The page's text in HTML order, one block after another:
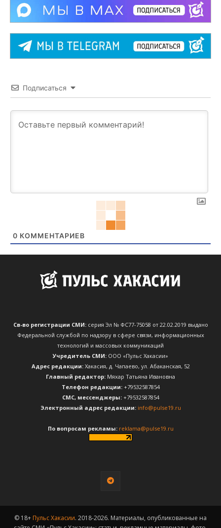
Подписаться
0 КОММЕНТАРИЕВ
Св-во регистрации СМИ:серия Эл № ФС77-75058 от 22.02.2019 выдано
Федеральной службой по надзору в сфере связи, информационных
технологий и массовых коммуникаций
Учредитель СМИ: ООО «Пульс Хакасии»
Адрес редакции:Хакасия, д. Чапаево, ул. Абаканская, 52
Главный редактор: Мяхар Татьяна Ивановна
Телефон редакции:+79532587854
CМС, мессенджеры:+79532587854
Электронный адрес редакции: info@pulse19.ru
По вопросам рекламы: reklama@pulse19.ru
© 18+ Пульс Хакасии. 2018-2026. Материалы, опубликованные на